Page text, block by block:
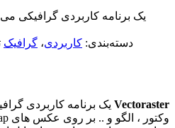
دسته‌بندی: کاربردی، گرافیک
Vectoraster یک برنامه کاربردی